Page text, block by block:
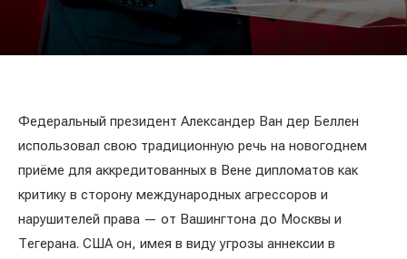
Федеральный президент Александер Ван дер Беллен
использовал свою традиционную речь на новогоднем
приёме для аккредитованных в Вене дипломатов как
критику в сторону международных агрессоров и
нарушителей права — от Вашингтона до Москвы и
Тегерана. США он, имея в виду угрозы аннексии в